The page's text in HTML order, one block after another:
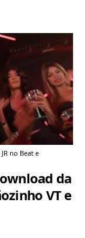
no Beat e
da
VT e